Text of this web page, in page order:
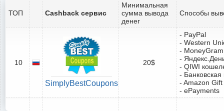
ТОП Cashback сервис
Минимальная
сумма вывода
денег
Способы
10
SimplyBestCoupons
20$
- PayPal
- Western
- MoneyGram
-
- QIWI
-
- Amazon
- ePayments